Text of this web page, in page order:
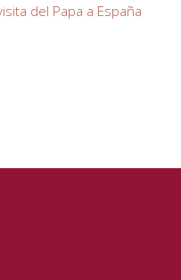
del Papa a España